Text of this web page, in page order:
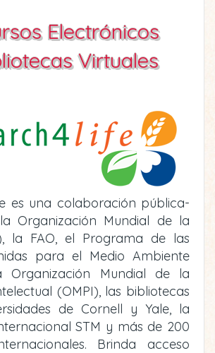
Electrónicos
Virtuales
es una colaboración pública-
Organización Mundial de la
la FAO, el Programa de las
para el Medio Ambiente
Organización Mundial de la
(OMPI), las bibliotecas
de Cornell y Yale, la
STM y más de 200
Brinda acceso